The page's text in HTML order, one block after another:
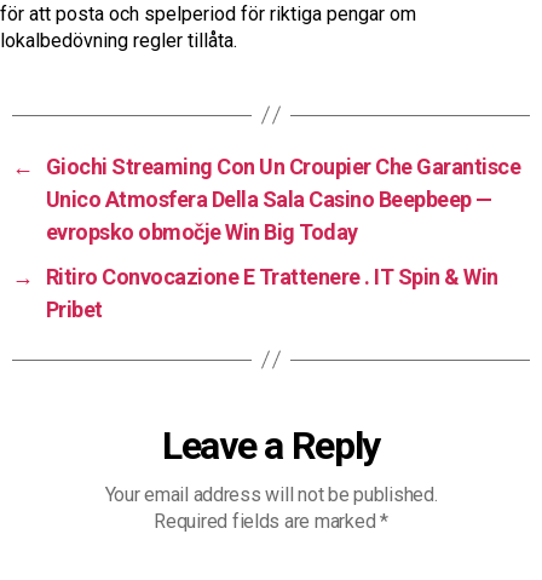
för att posta och spelperiod för riktiga pengar om
lokalbedövning regler tillåta.
←
Giochi Streaming Con Un Croupier Che Garantisce
Unico Atmosfera Della Sala Casino Beepbeep —
evropsko območje Win Big Today
→
Ritiro Convocazione E Trattenere . IT Spin & Win
Pribet
Leave a Reply
Your email address will not be published.
Required fields are marked *